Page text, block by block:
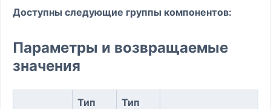
Доступны следующие группы компонентов:
Параметры и возвращаемые
значения
Тип
Тип